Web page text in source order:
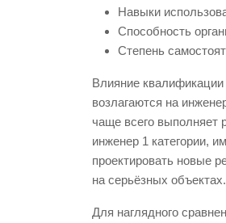
Навыки
Способность
Степень
Влияние квалификации
возлагаются на
чаще всего выполняет
инженер 1 категории,
проектировать новые
на серьёзных объектах.
Для наглядного